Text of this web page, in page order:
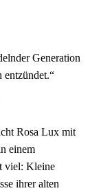
Generation
entzündet.“
Rosa Lux mit
einem
viel: Kleine
ihrer alten